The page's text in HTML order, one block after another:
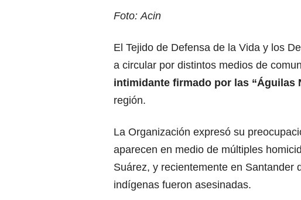
Foto: Acin
El Tejido de Defensa de la Vida y los
a circular por distintos medios de
intimidante firmado por las “Águilas
región.
La Organización expresó su
aparecen en medio de múltiples
Suárez, y recientemente en Santander
indígenas fueron asesinadas.